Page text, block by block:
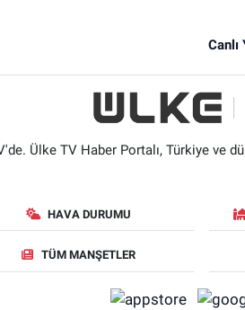
Canlı
Ülke TV Haber Portalı, Türkiye ve
HAVA DURUMU
TÜM MANŞETLER